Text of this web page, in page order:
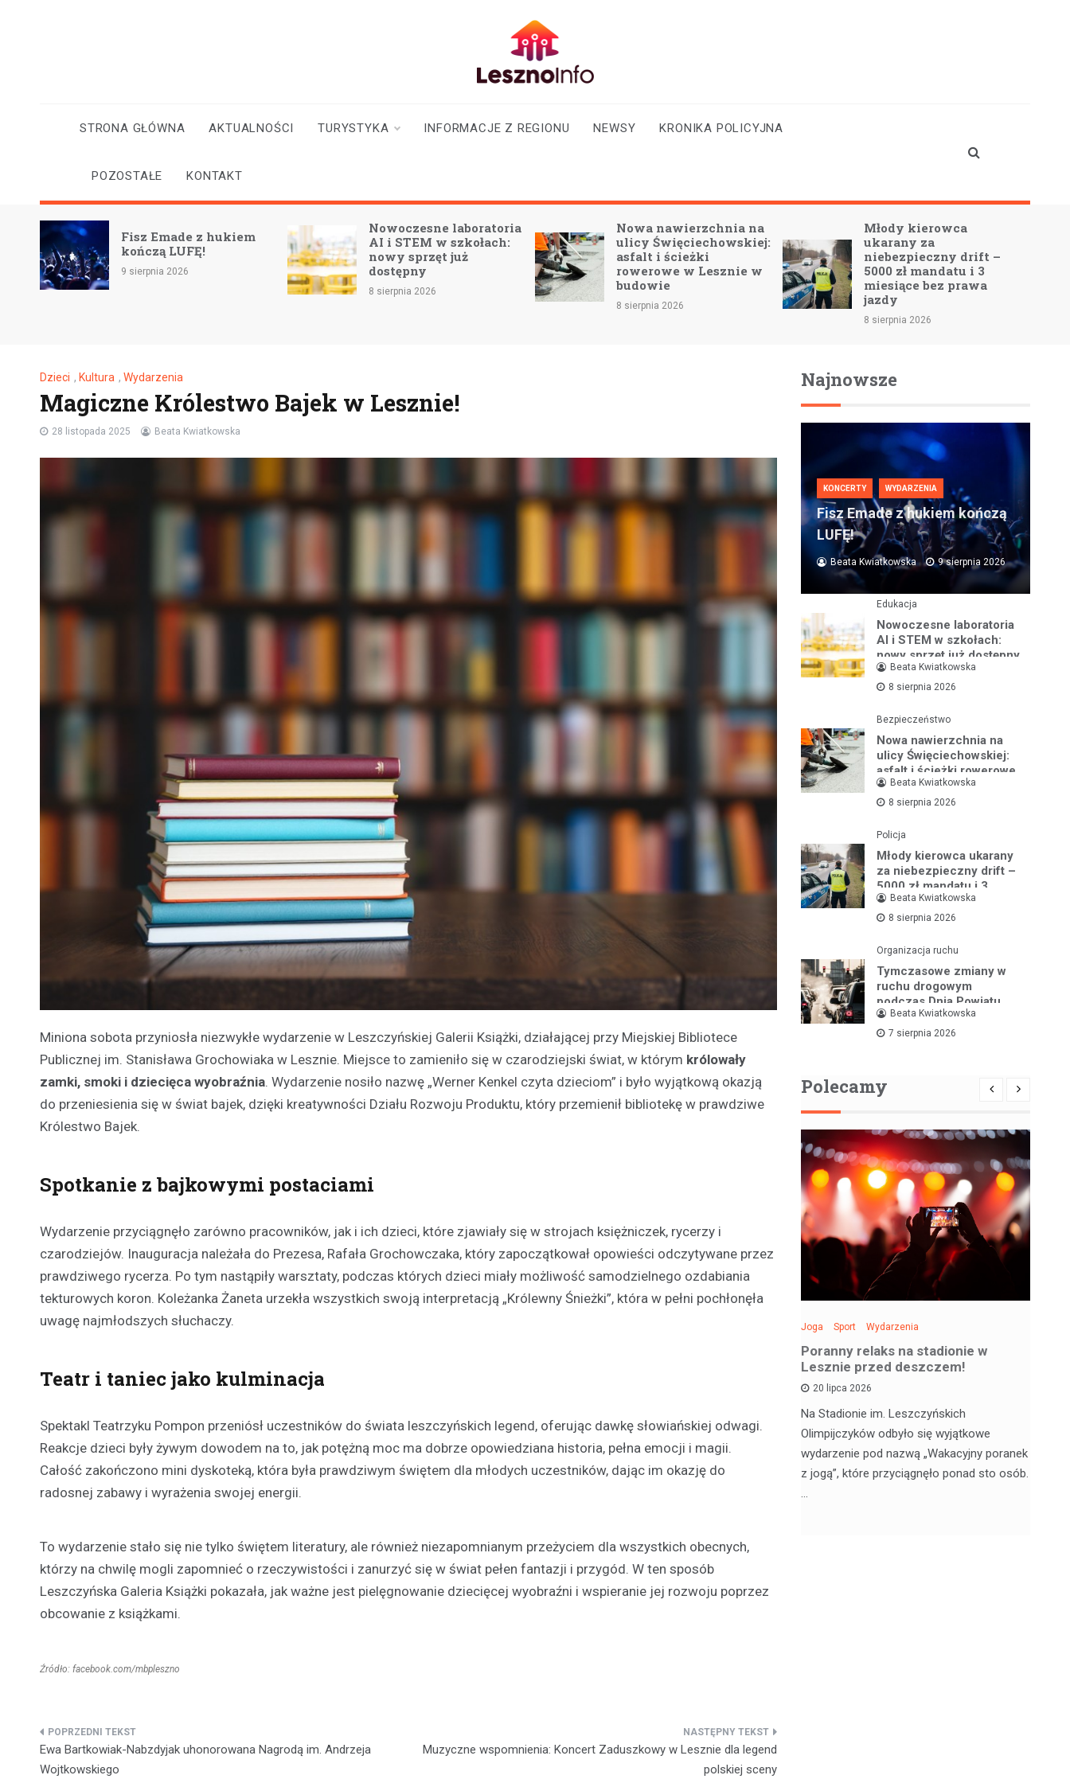
aktualności
STRONA GŁÓWNA AKTUALNOŚCI TURYSTYKA INFORMACJE Z REGIONU NEWSY KRONIKA POLICYJNA
POZOSTAŁE KONTAKT
z hukiem
LUFĘ!
Nowoczesne laboratoria
AI i STEM w szkołach:
nowy sprzęt już
Nowa nawierzchnia na
ulicy Święciechowskiej:
asfalt i ścieżki
rowerowe w Lesznie w
Młody kierowca
ukarany za
niebezpieczny drift –
5000 zł mandatu i 3
miesiące bez prawa
Tymczasowe
podczas Dnia
Leszczyńskiego
Święciechowie
Dzieci , Kultura , Wydarzenia
Magiczne Królestwo Bajek w Lesznie!
28 listopada 2025 Beata Kwiatkowska
Miniona sobota przyniosła niezwykłe wydarzenie w Leszczyńskiej Galerii Książki, działającej przy Miejskiej Bibliotece
Publicznej im. Stanisława Grochowiaka w Lesznie. Miejsce to zamieniło się w czarodziejski świat, w którym królowały
zamki, smoki i dziecięca wyobraźnia. Wydarzenie nosiło nazwę „Werner Kenkel czyta dzieciom” i było wyjątkową okazją
do przeniesienia się w świat bajek, dzięki kreatywności Działu Rozwoju Produktu, który przemienił bibliotekę w prawdziwe
Królestwo Bajek.
Spotkanie z bajkowymi postaciami
Wydarzenie przyciągnęło zarówno pracowników, jak i ich dzieci, które zjawiały się w strojach księżniczek, rycerzy i
czarodziejów. Inauguracja należała do Prezesa, Rafała Grochowczaka, który zapoczątkował opowieści odczytywane przez
prawdziwego rycerza. Po tym nastąpiły warsztaty, podczas których dzieci miały możliwość samodzielnego ozdabiania
tekturowych koron. Koleżanka Żaneta urzekła wszystkich swoją interpretacją „Królewny Śnieżki”, która w pełni pochłonęła
uwagę najmłodszych słuchaczy.
Teatr i taniec jako kulminacja
Spektakl Teatrzyku Pompon przeniósł uczestników do świata leszczyńskich legend, oferując dawkę słowiańskiej odwagi.
Reakcje dzieci były żywym dowodem na to, jak potężną moc ma dobrze opowiedziana historia, pełna emocji i magii.
Całość zakończono mini dyskoteką, która była prawdziwym świętem dla młodych uczestników, dając im okazję do
radosnej zabawy i wyrażenia swojej energii.
To wydarzenie stało się nie tylko świętem literatury, ale również niezapomnianym przeżyciem dla wszystkich obecnych,
którzy na chwilę mogli zapomnieć o rzeczywistości i zanurzyć się w świat pełen fantazji i przygód. W ten sposób
Leszczyńska Galeria Książki pokazała, jak ważne jest pielęgnowanie dziecięcej wyobraźni i wspieranie jej rozwoju poprzez
obcowanie z książkami.
Źródło: facebook.com/mbpleszno
Nawigacja
wpisu
Ewa Bartkowiak-Nabzdyjak uhonorowana Nagrodą im. Andrzeja
Wojtkowskiego
Muzyczne wspomnienia: Koncert Zaduszkowy w Lesznie dla legend
polskiej sceny
Najnowsze
KONCERTY WYDARZENIA
Fisz Emade z hukiem kończą
LUFĘ!
Beata Kwiatkowska 9 sierpnia 2026
Edukacja
Nowoczesne laboratoria
AI i STEM w szkołach:
nowy sprzęt już dostępny
Beata Kwiatkowska
8 sierpnia 2026
Bezpieczeństwo
Nowa nawierzchnia na
ulicy Święciechowskiej:
asfalt i ścieżki rowerowe
w Lesznie w budowie
Beata Kwiatkowska
8 sierpnia 2026
Policja
Młody kierowca ukarany
za niebezpieczny drift –
5000 zł mandatu i 3
miesiące bez prawa jazdy
Beata Kwiatkowska
8 sierpnia 2026
Organizacja ruchu
Tymczasowe zmiany w
ruchu drogowym
podczas Dnia Powiatu
Leszczyńskiego w
Święciechowie
Beata Kwiatkowska
7 sierpnia 2026
Polecamy
będą mogli uczestniczyć w wyjątkowym
wydarzeniu. W najbliższą sobotę, 20
czerwca, na Skateplazie w…
Joga Sport Wydarzenia
Poranny relaks na stadionie w
Lesznie przed deszczem!
20 lipca 2026
Na Stadionie im. Leszczyńskich
Olimpijczyków odbyło się wyjątkowe
wydarzenie pod nazwą „Wakacyjny poranek
z jogą”, które przyciągnęło ponad sto osób.
…